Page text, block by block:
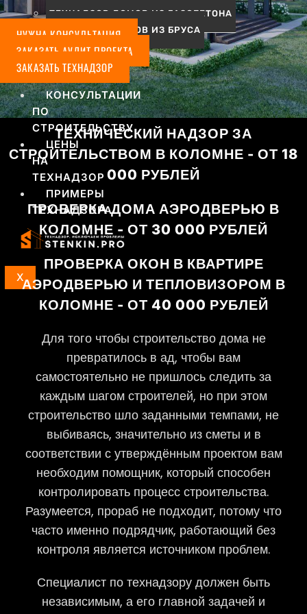
ТЕХНАДЗОР ДОМОВ ИЗ ГАЗОБЕТОНА
ТЕХНАДЗОР ДОМОВ ИЗ БРУСА
АУДИТ
СТРОИТЕЛЬНЫХ
ПРОЕКТОВ
КОНСУЛЬТАЦИИ
ПО
СТРОИТЕЛЬСТВУ
ЦЕНЫ
НА
ТЕХНАДЗОР
ПРИМЕРЫ
ТЕХНАДЗОРА
X
НУЖНА КОНСУЛЬТАЦИЯ
ЗАКАЗАТЬ АУДИТ ПРОЕКТА
ЗАКАЗАТЬ ТЕХНАДЗОР
ТЕХНИЧЕСКИЙ НАДЗОР ЗА
СТРОИТЕЛЬСТВОМ В КОЛОМНЕ - ОТ 18
000 РУБЛЕЙ
ПРОВЕРКА ДОМА АЭРОДВЕРЬЮ В
КОЛОМНЕ - ОТ 30 000 РУБЛЕЙ
ПРОВЕРКА ОКОН В КВАРТИРЕ
АЭРОДВЕРЬЮ И ТЕПЛОВИЗОРОМ В
КОЛОМНЕ - ОТ 40 000 РУБЛЕЙ
Для того чтобы строительство дома не
превратилось в ад, чтобы вам
самостоятельно не пришлось следить за
каждым шагом строителей, но при этом
строительство шло заданными темпами, не
выбиваясь, значительно из сметы и в
соответствии с утверждённым проектом вам
необходим помощник, который способен
контролировать процесс строительства.
Разумеется, прораб не подходит, потому что
часто именно подрядчик, работающий без
контроля является источником проблем.
Специалист по технадзору должен быть
независимым, а его главной задачей и